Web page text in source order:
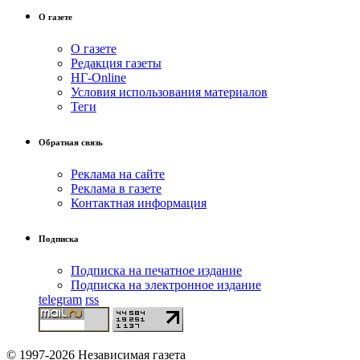
О газете
О газете
Редакция газеты
НГ-Online
Условия использования материалов
Теги
Обратная связь
Реклама на сайте
Реклама в газете
Контактная информация
Подписка
Подписка на печатное издание
Подписка на электронное издание
telegram rss
© 1997-2026 Независимая газета